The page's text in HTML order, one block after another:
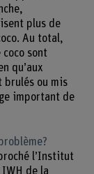
plus de
Au total,
sont
qu’aux
brulés ou mis
important de
l’Institut
de la